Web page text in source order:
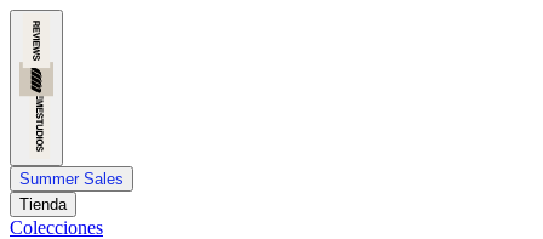
Summer Sales
Tienda
Colecciones